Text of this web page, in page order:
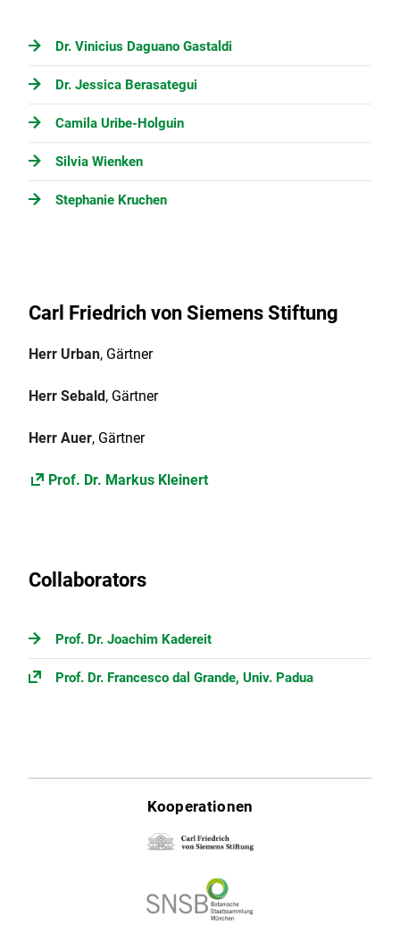
Dr. Vinicius Daguano Gastaldi
Dr. Jessica Berasategui
Camila Uribe-Holguin
Silvia Wienken
Stephanie Kruchen
Carl Friedrich von Siemens Stiftung
Herr Urban, Gärtner
Herr Sebald, Gärtner
Herr Auer, Gärtner
Prof. Dr. Markus Kleinert
Collaborators
Prof. Dr. Joachim Kadereit
Prof. Dr. Francesco dal Grande, Univ. Padua
Kooperationen